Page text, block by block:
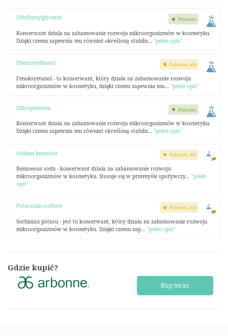
Ethylhexylglycerin
Konserwant działa na zahamowanie rozwoju mikroorganizmów w kosmetyku.
Dzięki czemu zapewnia mu również określoną stabiln... "pełen opis"
Polecam
Phenoxyethanol
Fenoksyetanol - to konserwant, który działa na zahamowanie rozwoju
mikroorganizmów w kosmetyku, dzięki czemu zapewnia mu... "pełen opis"
Polecam, ale
Chlorphenesin
Konserwant działa na zahamowanie rozwoju mikroorganizmów w kosmetyku.
Dzięki czemu zapewnia mu również określoną stabiln... "pełen opis"
Polecam
Sodium benzoate
Benzoesan sodu - konserwant działa na zahamowanie rozwoju
mikroorganizmów w kosmetyku. Stosuje się w przemyśle spożywczy... "pełen
opis"
Polecam, ale
Potassium sorbate
Sorbinian potasu - jest to konserwant, który działa na zahamowanie rozwoju
mikroorganizmów w kosmetyku. Dzięki czemu zap... "pełen opis"
Polecam, ale
Gdzie kupić?
Kup teraz